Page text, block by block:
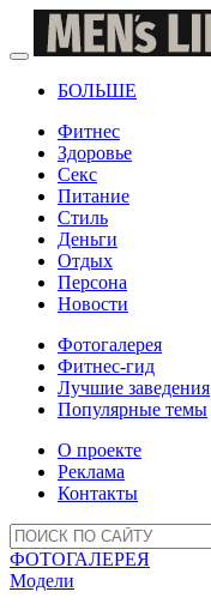
БОЛЬШЕ
Фитнес
Здоровье
Секс
Питание
Стиль
Деньги
Отдых
Персона
Новости
Фотогалерея
Фитнес-гид
Лучшие заведения
Популярные темы
О проекте
Реклама
Контакты
ФОТОГАЛЕРЕЯ
Модели